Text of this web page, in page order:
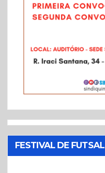
FESTIVAL DE FUTSAL